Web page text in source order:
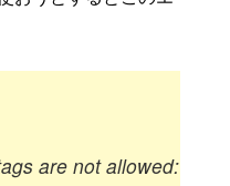
are not allowed: